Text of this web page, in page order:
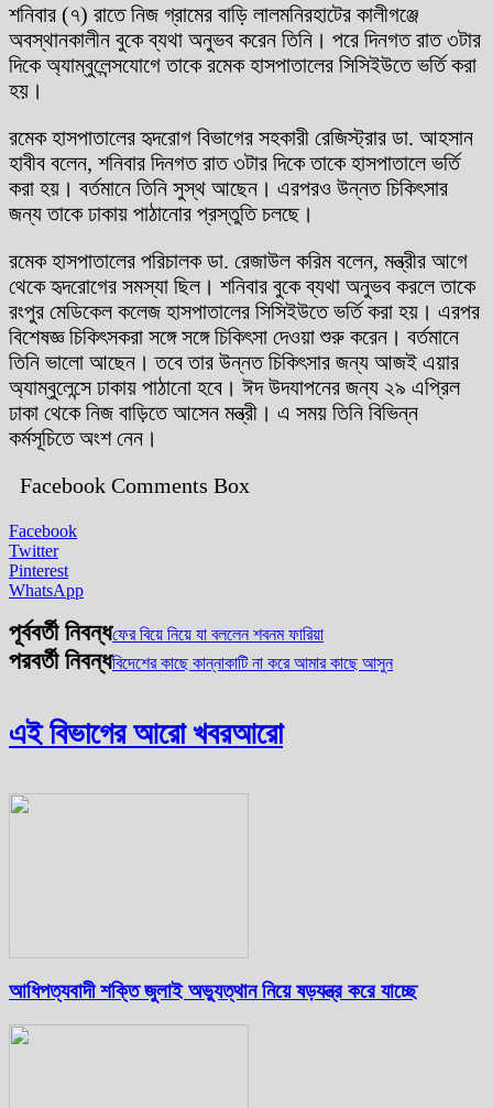
শনিবার (৭) রাতে নিজ গ্রামের বাড়ি লালমনিরহাটের কালীগঞ্জে
অবস্থানকালীন বুকে ব্যথা অনুভব করেন তিনি। পরে দিনগত রাত ৩টার
দিকে অ্যাম্বুলেন্সযোগে তাকে রমেক হাসপাতালের সিসিইউতে ভর্তি করা
হয়।
রমেক হাসপাতালের হৃদরোগ বিভাগের সহকারী রেজিস্ট্রার ডা. আহসান
হাবীব বলেন, শনিবার দিনগত রাত ৩টার দিকে তাকে হাসপাতালে ভর্তি
করা হয়। বর্তমানে তিনি সুস্থ আছেন। এরপরও উন্নত চিকিৎসার
জন্য তাকে ঢাকায় পাঠানোর প্রস্তুতি চলছে।
রমেক হাসপাতালের পরিচালক ডা. রেজাউল করিম বলেন, মন্ত্রীর আগে
থেকে হৃদরোগের সমস্যা ছিল। শনিবার বুকে ব্যথা অনুভব করলে তাকে
রংপুর মেডিকেল কলেজ হাসপাতালের সিসিইউতে ভর্তি করা হয়। এরপর
বিশেষজ্ঞ চিকিৎসকরা সঙ্গে সঙ্গে চিকিৎসা দেওয়া শুরু করেন। বর্তমানে
তিনি ভালো আছেন। তবে তার উন্নত চিকিৎসার জন্য আজই এয়ার
অ্যাম্বুলেন্সে ঢাকায় পাঠানো হবে। ঈদ উদযাপনের জন্য ২৯ এপ্রিল
ঢাকা থেকে নিজ বাড়িতে আসেন মন্ত্রী। এ সময় তিনি বিভিন্ন
কর্মসূচিতে অংশ নেন।
Facebook Comments Box
Facebook
Twitter
Pinterest
WhatsApp
পূর্ববর্তী নিবন্ধফের বিয়ে নিয়ে যা বললেন শবনম ফারিয়া
পরবর্তী নিবন্ধবিদেশের কাছে কান্নাকাটি না করে আমার কাছে আসুন
এই বিভাগের আরো খবরআরো
আধিপত্যবাদী শক্তি জুলাই অভ্যুত্থান নিয়ে ষড়যন্ত্র করে যাচ্ছে